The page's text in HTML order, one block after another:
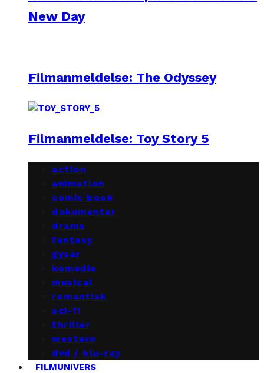
New Day
Filmanmeldelse: The Odyssey
Filmanmeldelse: Toy Story 5
action
animation
comic book
dokumentar
drama
fantasy
gyser
komedie
musical
romantisk
sci-fi
thriller
western
dvd / blu-ray
FILMUNIVERS